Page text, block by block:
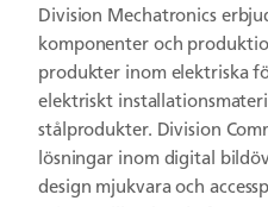
Division Mechatronics
komponenter och
produkter inom elektriska
elektriskt
stålprodukter. Division
lösningar inom digital
design mjukvara och